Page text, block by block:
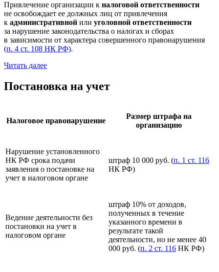
Привлечение организации к налоговой ответственности
не освобождает ее должных лиц от привлечения
к административной или уголовной ответственности
за нарушение законодательства о налогах и сборах
в зависимости от характера совершенного правонарушения
(п. 4 ст. 108 НК РФ).
Читать далее
Постановка на учет
Налоговое правонарушение
Размер штрафа на
организацию
Нарушение установленного
НК РФ срока подачи
заявления о постановке на
учет в налоговом органе
штраф 10 000 руб. (п. 1 ст. 116
НК РФ)
Ведение деятельности без
постановки на учет в
налоговом органе
штраф 10% от доходов,
полученных в течение
указанного времени в
результате такой
деятельности, но не менее 40
000 руб. (п. 2 ст. 116 НК РФ)